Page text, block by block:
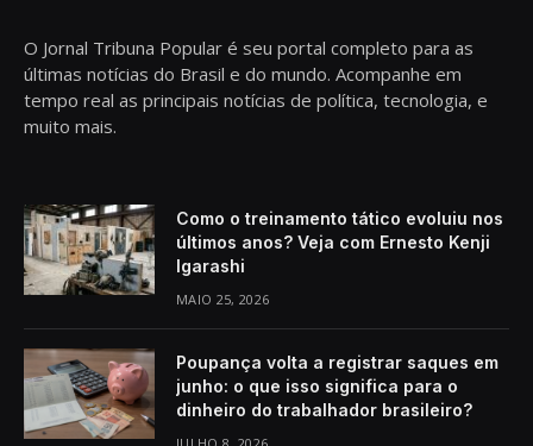
O Jornal Tribuna Popular é seu portal completo para as
últimas notícias do Brasil e do mundo. Acompanhe em
tempo real as principais notícias de política, tecnologia, e
muito mais.
Como o treinamento tático evoluiu nos
últimos anos? Veja com Ernesto Kenji
Igarashi
MAIO 25, 2026
Poupança volta a registrar saques em
junho: o que isso significa para o
dinheiro do trabalhador brasileiro?
JULHO 8, 2026